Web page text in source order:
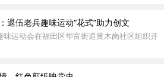
退伍老兵趣味运动“花式”助力创文
味运动会在福田区华富街道黄木岗社区组织开